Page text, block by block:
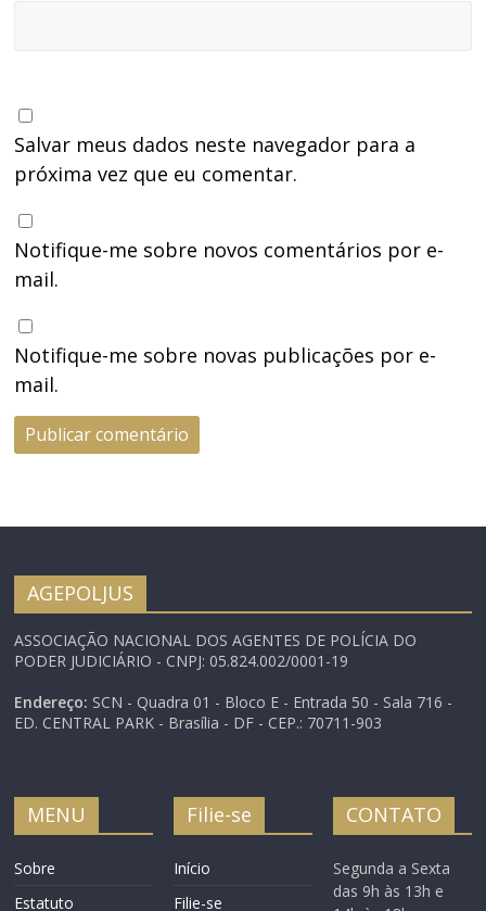
Salvar meus dados neste navegador para a
próxima vez que eu comentar.
Notifique-me sobre novos comentários por e-
mail.
Notifique-me sobre novas publicações por e-
mail.
AGEPOLJUS
ASSOCIAÇÃO NACIONAL DOS AGENTES DE POLÍCIA DO
PODER JUDICIÁRIO - CNPJ: 05.824.002/0001-19
Endereço: SCN - Quadra 01 - Bloco E - Entrada 50 - Sala 716 -
ED. CENTRAL PARK - Brasília - DF - CEP.: 70711-903
MENU
Sobre
Estatuto
Filie-se
Início
Filie-se
CONTATO
Segunda a Sexta
das 9h às 13h e